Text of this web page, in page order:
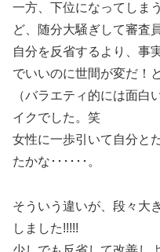
一方、下位になってしま
ど、随分大騒ぎして審査
自分を反省するより、事
でいいのに世間が変だ！
（バラエティ的には面白
イクでした。笑
女性に一歩引いて自分と
たかな･･････。
そういう違いが、段々大
しました!!!!!